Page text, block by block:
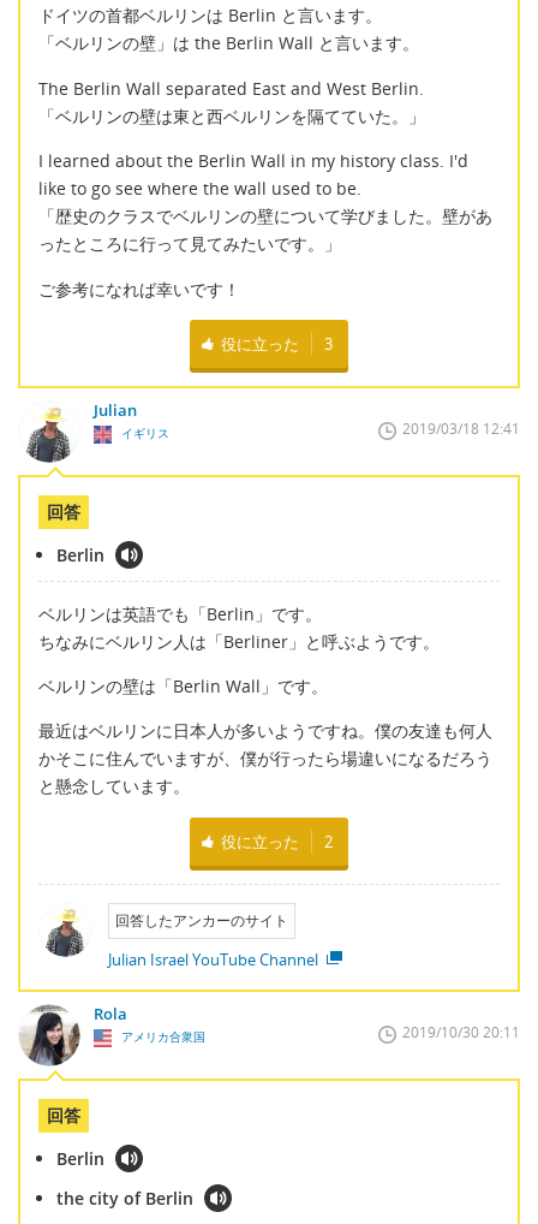
ドイツの首都ベルリンは Berlin と言います。
「ベルリンの壁」は the Berlin Wall と言います。
The Berlin Wall separated East and West Berlin.
「ベルリンの壁は東と西ベルリンを隔てていた。」
I learned about the Berlin Wall in my history class. I'd
like to go see where the wall used to be.
「歴史のクラスでベルリンの壁について学びました。壁があ
ったところに行って見てみたいです。」
ご参考になれば幸いです！
役に立った 3
Julian
イギリス 2019/03/18 12:41
回答
Berlin
ベルリンは英語でも「Berlin」です。
ちなみにベルリン人は「Berliner」と呼ぶようです。
ベルリンの壁は「Berlin Wall」です。
最近はベルリンに日本人が多いようですね。僕の友達も何人
かそこに住んでいますが、僕が行ったら場違いになるだろう
と懸念しています。
役に立った 2
回答したアンカーのサイト
Julian Israel YouTube Channel
Rola
アメリカ合衆国 2019/10/30 20:11
回答
Berlin
the city of Berlin